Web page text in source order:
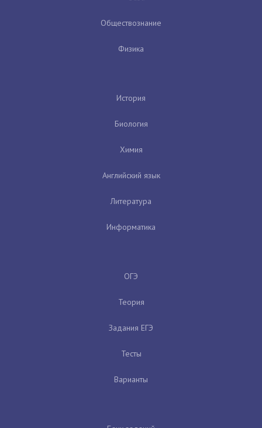
Обществознание
Физика
История
Биология
Химия
Английский язык
Литература
Информатика
ОГЭ
Теория
Задания ЕГЭ
Тесты
Варианты